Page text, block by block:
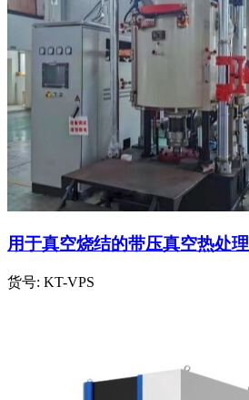
用于真空烧结的带压真空热处
货号: KT-VPS